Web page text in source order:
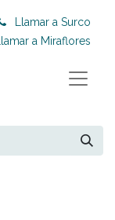
Llamar a Surco
Llamar a Miraflores